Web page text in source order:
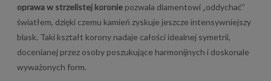
oprawa w strzelistej koronie pozwala diamentowi „oddychać”
światłem, dzięki czemu kamień zyskuje jeszcze intensywniejszy
blask. Taki kształt korony nadaje całości idealnej symetrii,
docenianej przez osoby poszukujące harmonijnych i doskonale
wyważonych form.